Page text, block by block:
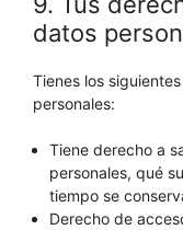
datos
Tienes los
personales:
Tiene derecho a
personales, qué
tiempo se
Derecho de